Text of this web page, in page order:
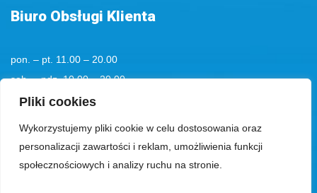
Pliki cookies
Wykorzystujemy pliki cookie w celu dostosowania oraz
personalizacji zawartości i reklam, umożliwienia funkcji
społecznościowych i analizy ruchu na stronie.
Biuro Obsługi Klienta
pon. – pt. 11.00 – 20.00
sob. – ndz. 10.00 – 20.00
tel. kom.+48 501194193
tel.:+48 58 555 85 23